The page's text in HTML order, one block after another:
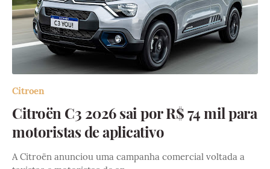
Citroen
Citroën C3 2026 sai por R$ 74 mil para
motoristas de aplicativo
A Citroën anunciou uma campanha comercial voltada a